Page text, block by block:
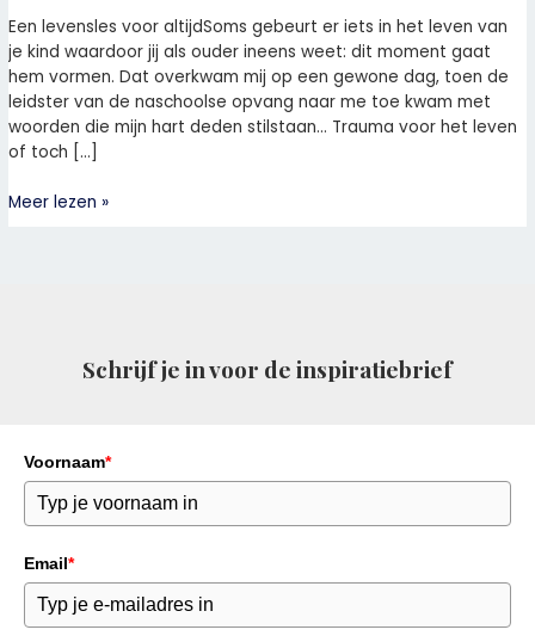
Een levensles voor altijdSoms gebeurt er iets in het leven van
je kind waardoor jij als ouder ineens weet: dit moment gaat
hem vormen. Dat overkwam mij op een gewone dag, toen de
leidster van de naschoolse opvang naar me toe kwam met
woorden die mijn hart deden stilstaan… Trauma voor het leven
of toch […]
een
levensles
die
alles
verandert
Meer lezen »
Schrijf je in voor de inspiratiebrief
Voornaam*
Email*